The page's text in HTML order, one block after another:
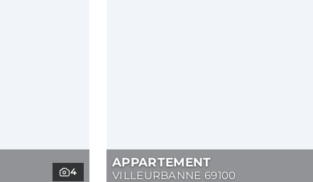
4
APPARTEMENT
VILLEURBANNE 69100